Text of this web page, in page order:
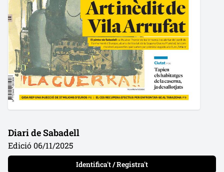
Diari de Sabadell
Edició 06/11/2025
Identifica't / Registra't